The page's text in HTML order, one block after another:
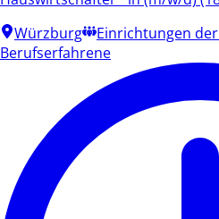
Würzburg
Einrichtungen
Berufserfahrene